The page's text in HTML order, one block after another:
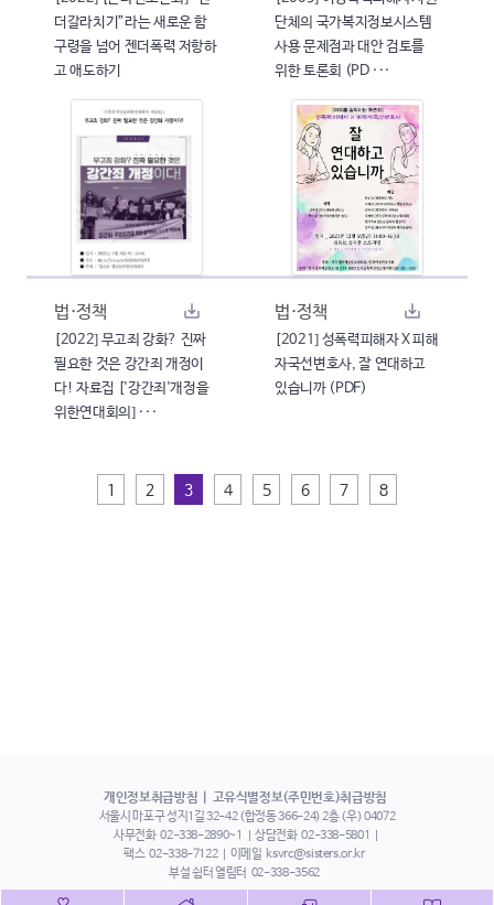
더갈라치기”라는 새로운 함
구령을 넘어 젠더폭력 저항하
고 애도하기
단체의 국가복지정보시스템
사용 문제점과 대안 검토를
위한 토론회 (PD ···
법·정책
[2022] 무고죄 강화? 진짜
필요한 것은 강간죄 개정이
다! 자료집 ['강간죄'개정을
위한연대회의] ···
법·정책
[2021] 성폭력피해자 X 피해
자국선변호사, 잘 연대하고
있습니까 (PDF)
1 2 3 4 5 6 7 8
개인정보취급방침 고유식별정보(주민번호)취급방침
서울시 마포구 성지1길 32-42 (합정동 366-24) 2층 (우) 04072
사무전화 02-338-2890~1 상담전화 02-338-5801
팩스 02-338-7122 이메일 ksvrc@sisters.or.kr
부설 쉼터 열림터 02-338-3562